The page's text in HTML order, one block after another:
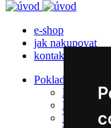
e-shop
jak nakupovat
kontakt
Pokladní
Papírové
Papírové
TERMO